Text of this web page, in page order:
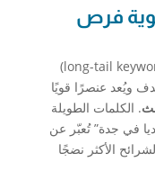
فرص
استخدام الكلمات المفتاحية الطويلة (long-tail keywords)
ويُعد عنصرًا قويًا
. الكلمات الطويلة
في جدة” تُعبّر عن
الأكثر نضجًا